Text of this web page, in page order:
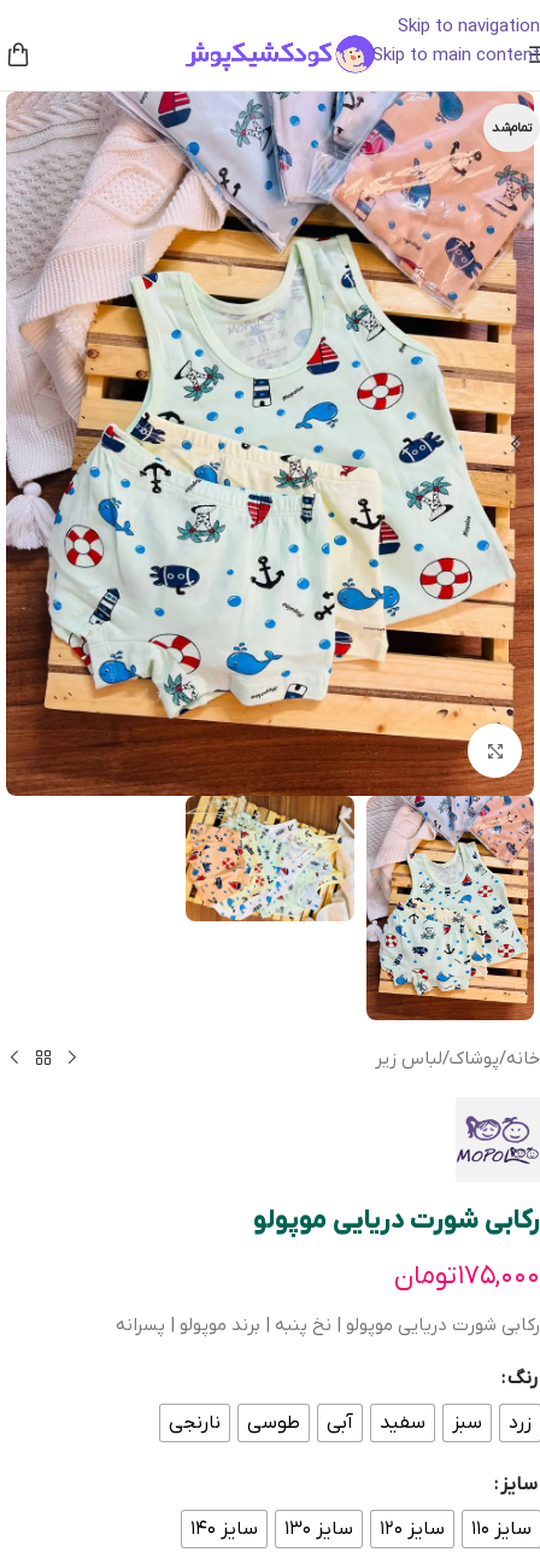
Skip to navigation
Skip to main content
تمام‌شد
بزرگنمایی تصویر
خانه/پوشاک/لباس زیر
رکابی شورت دریایی موپولو
۱۷۵,۰۰۰تومان
رکابی شورت دریایی موپولو | نخ پنبه | برند موپولو | پسرانه
رنگ
زرد
سبز سفید آبی طوسی نارنجی
سایز
سایز ۱۱۰
سایز ۱۲۰ سایز ۱۳۰ سایز ۱۴۰